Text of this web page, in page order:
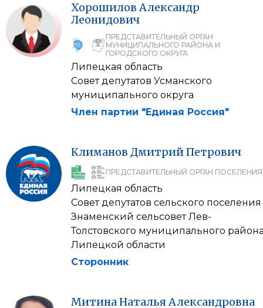
Хорошилов Александр
Леонидович
ПРЕДСТАВИТЕЛЬНЫЙ ОРГАН
МУНИЦИПАЛЬНОГО РАЙОНА И
ГОРОДСКОГО ОКРУГА
Липецкая область
Совет депутатов Усманского
муниципального округа
Член партии "Единая Россия"
Климанов ДмитрийПетрович
ПРЕДСТАВИТЕЛЬНЫЙ ОРГАН ПОСЕЛЕНИЯ
Липецкая область
Совет депутатов сельского поселения
Знаменский сельсовет Лев-
Толстовского муниципального
Липецкой области
Сторонник
МитинаНатальяАлександровна